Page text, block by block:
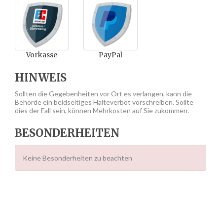
Vorkasse PayPal
HINWEIS
Sollten die Gegebenheiten vor Ort es verlangen, kann die
Behörde ein beidseitiges Halteverbot vorschreiben. Sollte
dies der Fall sein, können Mehrkosten auf Sie zukommen.
BESONDERHEITEN
Keine Besonderheiten zu beachten